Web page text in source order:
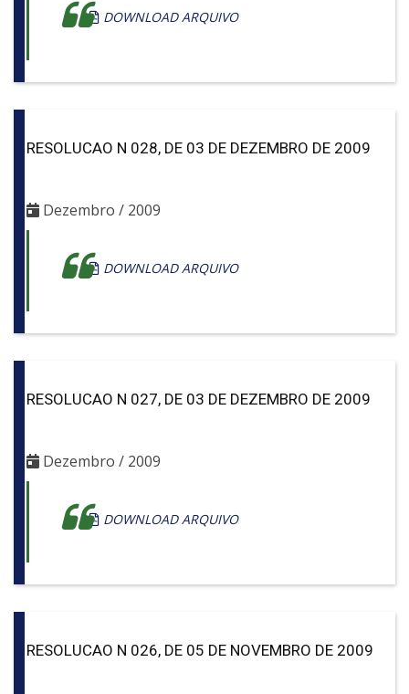
DOWNLOAD ARQUIVO
RESOLUCAO N 028, DE 03 DE DEZEMBRO DE 2009
Dezembro / 2009
DOWNLOAD ARQUIVO
RESOLUCAO N 027, DE 03 DE DEZEMBRO DE 2009
Dezembro / 2009
DOWNLOAD ARQUIVO
RESOLUCAO N 026, DE 05 DE NOVEMBRO DE 2009